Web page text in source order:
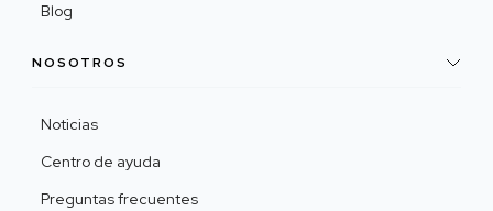
Blog
NOSOTROS
Noticias
Centro de ayuda
Preguntas frecuentes